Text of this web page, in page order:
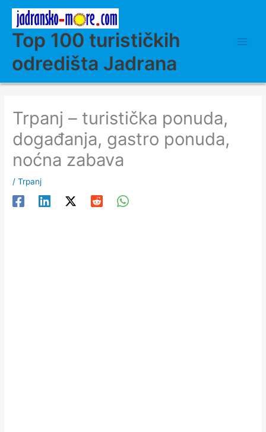
contentTop 100 turističkih
odredišta Jadrana
Trpanj – turistička ponuda,
događanja, gastro ponuda,
noćna zabava
/Trpanj